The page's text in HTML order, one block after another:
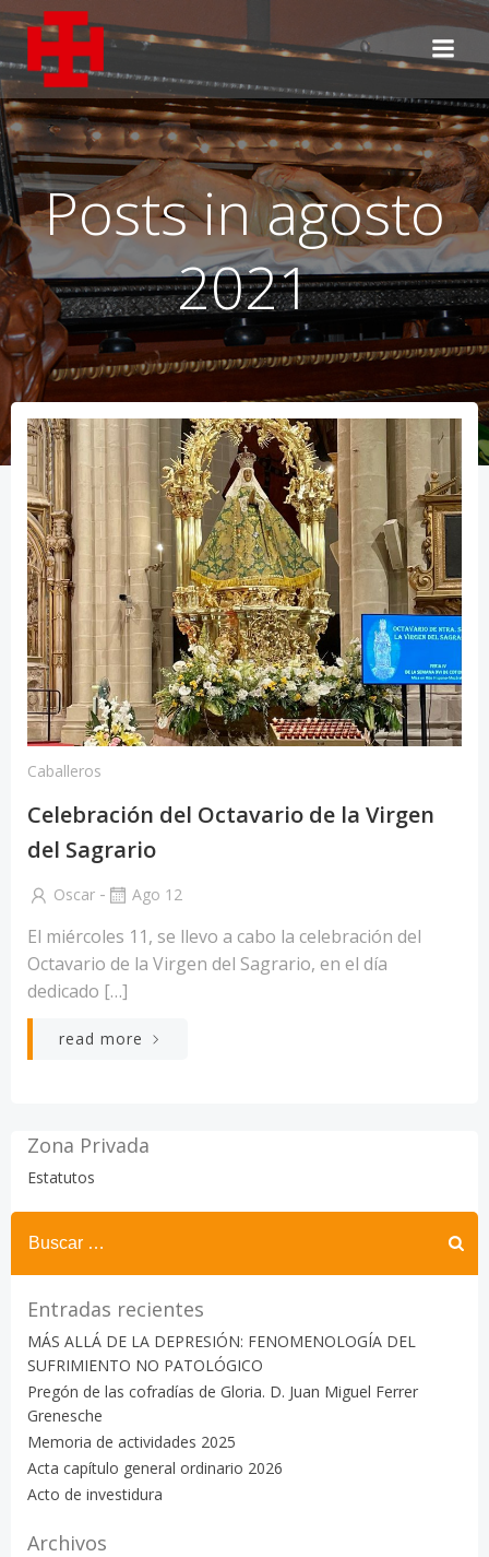
al
contenido
Posts in agosto
2021
Caballeros
Celebración del Octavario de la Virgen
del Sagrario
Oscar - Ago 12
El miércoles 11, se llevo a cabo la celebración del
Octavario de la Virgen del Sagrario, en el día
dedicado […]
read more
Zona Privada
Estatutos
Buscar:
Entradas recientes
MÁS ALLÁ DE LA DEPRESIÓN: FENOMENOLOGÍA DEL
SUFRIMIENTO NO PATOLÓGICO
Pregón de las cofradías de Gloria. D. Juan Miguel Ferrer
Grenesche
Memoria de actividades 2025
Acta capítulo general ordinario 2026
Acto de investidura
Archivos